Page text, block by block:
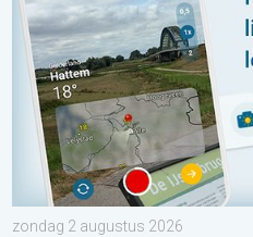
zondag 2 augustus 2026